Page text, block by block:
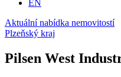
EN
Aktuální nabídka nemovitostí
Plzeňský kraj
Pilsen West